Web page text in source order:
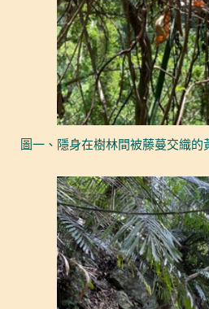
圖一、隱身在樹林間被藤蔓交織的